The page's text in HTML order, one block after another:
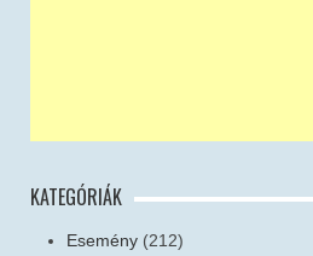
KATEGÓRIÁK
Esemény (212)